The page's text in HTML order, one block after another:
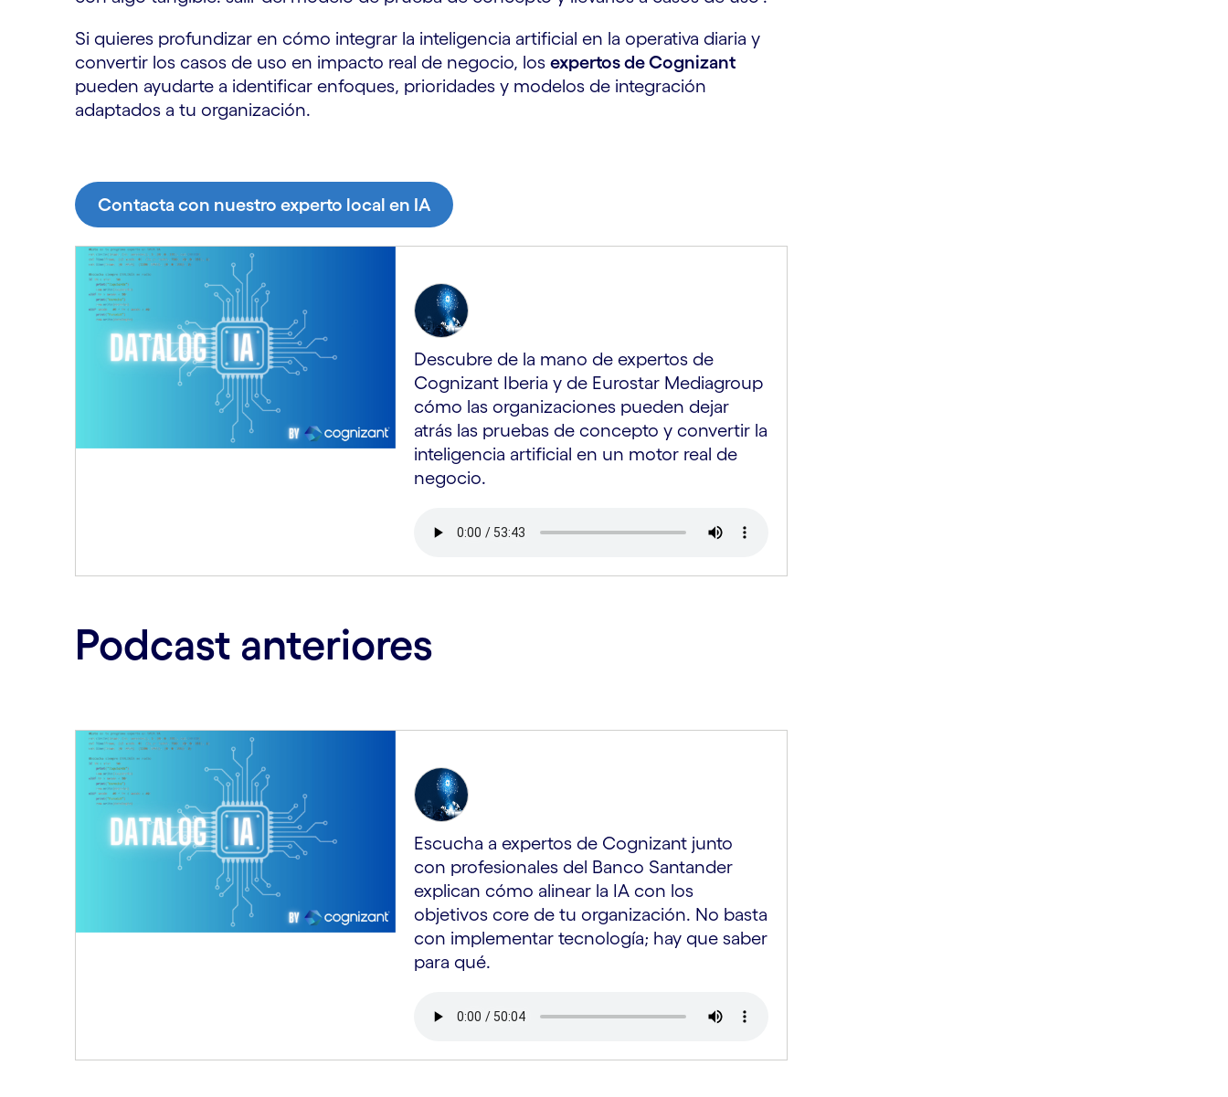
Si quieres profundizar en cómo integrar la inteligencia artificial en la operativa diaria y
convertir los casos de uso en impacto real de negocio, los expertos de Cognizant
pueden ayudarte a identificar enfoques, prioridades y modelos de integración
adaptados a tu organización.
Contacta con nuestro experto local en IA
Descubre de la mano de expertos de
Cognizant Iberia y de Eurostar Mediagroup
cómo las organizaciones pueden dejar
atrás las pruebas de concepto y convertir la
inteligencia artificial en un motor real de
negocio.
Podcast anteriores
Escucha a expertos de Cognizant junto
con profesionales del Banco Santander
explican cómo alinear la IA con los
objetivos core de tu organización. No basta
con implementar tecnología; hay que saber
para qué.